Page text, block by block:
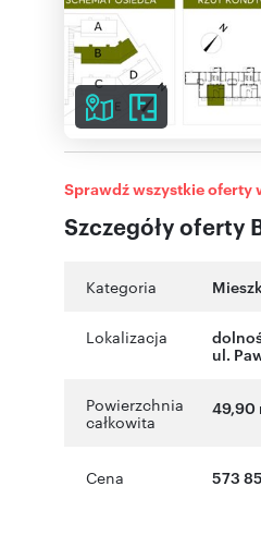
Szczegóły oferty
Sprawdź wszystkie oferty
Kategoria
Lokalizacja
ul.
Powierzchnia
całkowita
49,90
Cena 573